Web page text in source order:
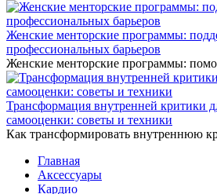
Женские менторские программы:
профессиональных барьеров
Женские менторские программы:
Трансформация внутренней критики
самооценки: советы и техники
Как трансформировать внутреннюю
Главная
Аксессуары
Кардио